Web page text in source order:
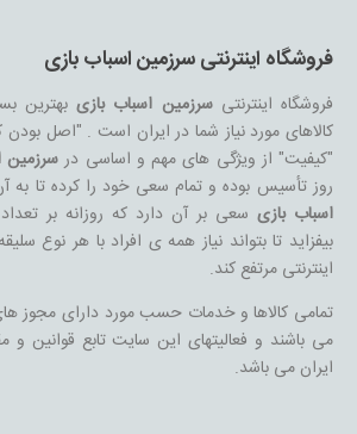
فروشگاه اینترنتی سرزمین اسباب بازی
فروشگاه اینترنتیسرزمین اسباب بازیبهترین
کالاهای مورد نیاز شما در ایران است . "اصل بودن
"کیفیت" از ویژگی های مهم و اساسی در سرزمین
روز تأسیس بوده و تمام سعی خود را کرده تا به
اسباب بازیسعی بر آن دارد که روزانه بر
بیفزاید تا بتواند نیاز همه ی افراد با هر نوع
اینترنتی مرتفع کند.
تمامی کالاها و خدمات حسب مورد دارای مجوز
می باشند و فعالیتهای این سایت تابع قوانین و
ایران می باشد.